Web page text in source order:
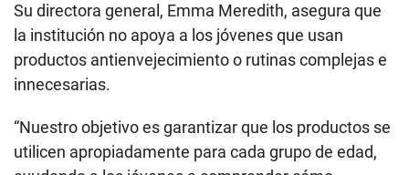
Su directora general, Emma Meredith, asegura que
la institución no apoya a los jóvenes que usan
productos antienvejecimiento o rutinas complejas e
innecesarias.
“Nuestro objetivo es garantizar que los productos se
utilicen apropiadamente para cada grupo de edad,